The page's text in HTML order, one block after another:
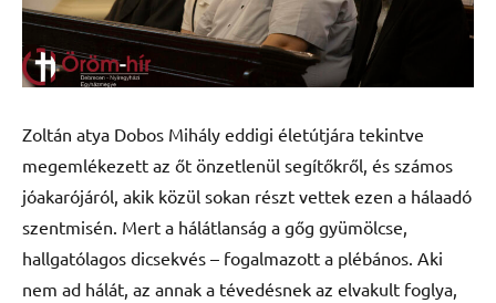
Zoltán atya Dobos Mihály eddigi életútjára tekintve
megemlékezett az őt önzetlenül segítőkről, és számos
jóakarójáról, akik közül sokan részt vettek ezen a hálaadó
szentmisén. Mert a hálátlanság a gőg gyümölcse,
hallgatólagos dicsekvés – fogalmazott a plébános. Aki
nem ad hálát, az annak a tévedésnek az elvakult foglya,